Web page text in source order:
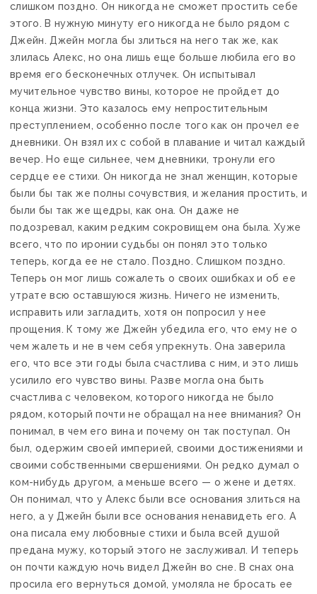
слишком поздно. Он никогда не сможет простить себе
этого. В нужную минуту его никогда не было рядом с
Джейн. Джейн могла бы злиться на него так же, как
злилась Алекс, но она лишь еще больше любила его во
время его бесконечных отлучек. Он испытывал
мучительное чувство вины, которое не пройдет до
конца жизни. Это казалось ему непростительным
преступлением, особенно после того как он прочел ее
дневники. Он взял их с собой в плавание и читал каждый
вечер. Но еще сильнее, чем дневники, тронули его
сердце ее стихи. Он никогда не знал женщин, которые
были бы так же полны сочувствия, и желания простить, и
были бы так же щедры, как она. Он даже не
подозревал, каким редким сокровищем она была. Хуже
всего, что по иронии судьбы он понял это только
теперь, когда ее не стало. Поздно. Слишком поздно.
Теперь он мог лишь сожалеть о своих ошибках и об ее
утрате всю оставшуюся жизнь. Ничего не изменить,
исправить или загладить, хотя он попросил у нее
прощения. К тому же Джейн убедила его, что ему не о
чем жалеть и не в чем себя упрекнуть. Она заверила
его, что все эти годы была счастлива с ним, и это лишь
усилило его чувство вины. Разве могла она быть
счастлива с человеком, которого никогда не было
рядом, который почти не обращал на нее внимания? Он
понимал, в чем его вина и почему он так поступал. Он
был, одержим своей империей, своими достижениями и
своими собственными свершениями. Он редко думал о
ком-нибудь другом, а меньше всего — о жене и детях.
Он понимал, что у Алекс были все основания злиться на
него, а у Джейн были все основания ненавидеть его. А
она писала ему любовные стихи и была всей душой
предана мужу, который этого не заслуживал. И теперь
он почти каждую ночь видел Джейн во сне. В снах она
просила его вернуться домой, умоляла не бросать ее